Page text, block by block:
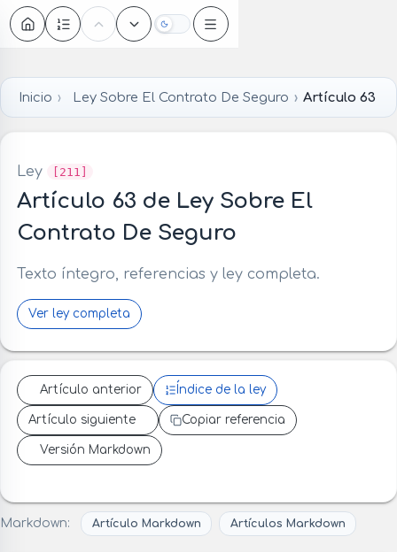
Oscuro
Inicio Ley Sobre El Contrato De Seguro Artículo 63
Ley [211]
Artículo 63 de Ley Sobre El
Contrato De Seguro
Texto íntegro, referencias y ley completa.
Ver ley completa
Artículo anterior Índice de la ley
Artículo siguiente Copiar referencia
Versión Markdown
Markdown: Artículo Markdown Artículos Markdown